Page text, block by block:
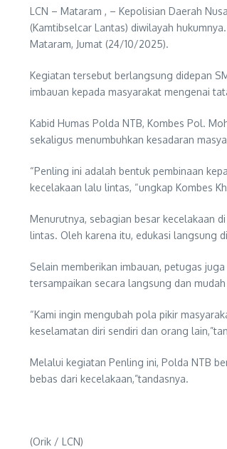
LCN – Mataram , – Kepolisian Daerah
(Kamtibselcar Lantas) diwilayah
Mataram, Jumat (24/10/2025).
Kegiatan tersebut berlangsung didepan
imbauan kepada masyarakat mengenai
Kabid Humas Polda NTB, Kombes Pol.
sekaligus menumbuhkan kesadaran
“Penling ini adalah bentuk pembinaan
kecelakaan lalu lintas, “ungkap Kombes
Menurutnya, sebagian besar kecelakaan
lintas. Oleh karena itu, edukasi langsung
Selain memberikan imbauan, petugas
tersampaikan secara langsung dan
“Kami ingin mengubah pola pikir
keselamatan diri sendiri dan orang
Melalui kegiatan Penling ini, Polda NTB
bebas dari kecelakaan,”tandasnya.
(Orik / LCN)